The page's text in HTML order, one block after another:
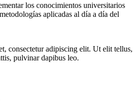
los conocimientos universitarios
aplicadas al día a día del
consectetur adipiscing elit. Ut elit tellus,
pulvinar dapibus leo.